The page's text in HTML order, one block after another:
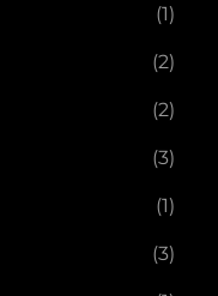
(1)
(2)
(2)
(3)
(1)
(3)